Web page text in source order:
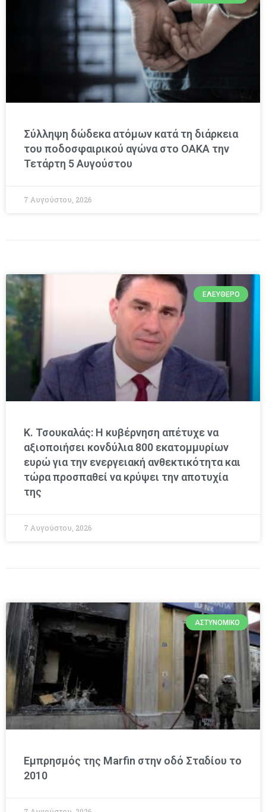
Σύλληψη δώδεκα ατόμων κατά τη διάρκεια
του ποδοσφαιρικού αγώνα στο ΟΑΚΑ την
Τετάρτη 5 Αυγούστου
7 Αυγούστου, 2026
ΕΛΕΎΘΕΡΟ
Κ. Τσουκαλάς: Η κυβέρνηση απέτυχε να
αξιοποιήσει κονδύλια 800 εκατομμυρίων
ευρώ για την ενεργειακή ανθεκτικότητα και
τώρα προσπαθεί να κρύψει την αποτυχία
της
7 Αυγούστου, 2026
ΑΣΤΥΝΟΜΙΚΌ
Εμπρησμός της Marfin στην οδό Σταδίου το
2010